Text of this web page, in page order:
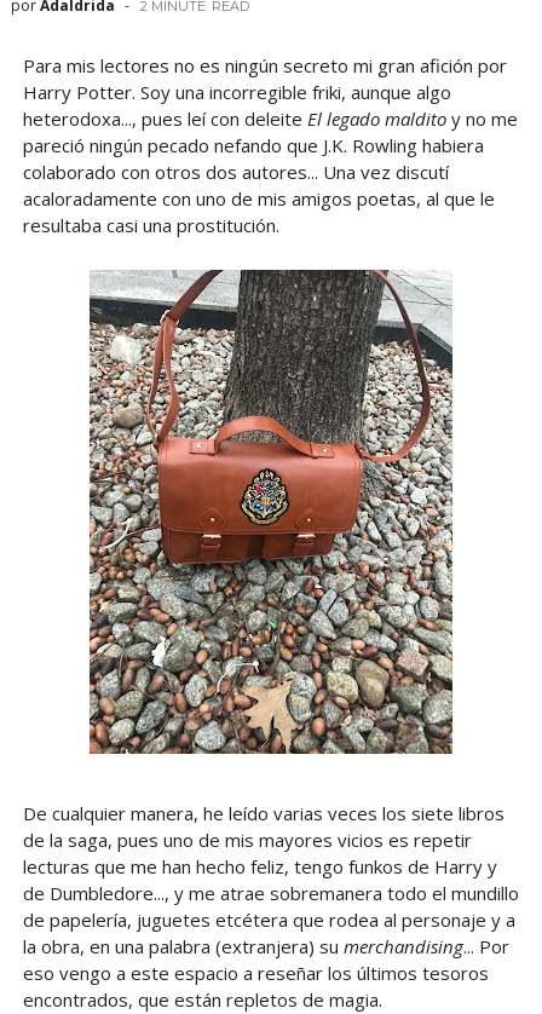
porAdaldrida 2 MINUTE READ
Para mis lectores no es ningún secreto mi gran afición por
Harry Potter. Soy una incorregible friki, aunque algo
heterodoxa..., pues leí con deleite El legado malditoy no me
pareció ningún pecado nefando que J.K. Rowling habiera
colaborado con otros dos autores... Una vez discutí
acaloradamente con uno de mis amigos poetas, al que le
resultaba casi una prostitución.
De cualquier manera, he leído varias veces los siete libros
de la saga, pues uno de mis mayores vicios es repetir
lecturas que me han hecho feliz, tengo funkos de Harry y
de Dumbledore..., y me atrae sobremanera todo el mundillo
de papelería, juguetes etcétera que rodea al personaje y a
la obra, en una palabra (extranjera) su merchandising... Por
eso vengo a este espacio a reseñar los últimos tesoros
encontrados, que están repletos de magia.